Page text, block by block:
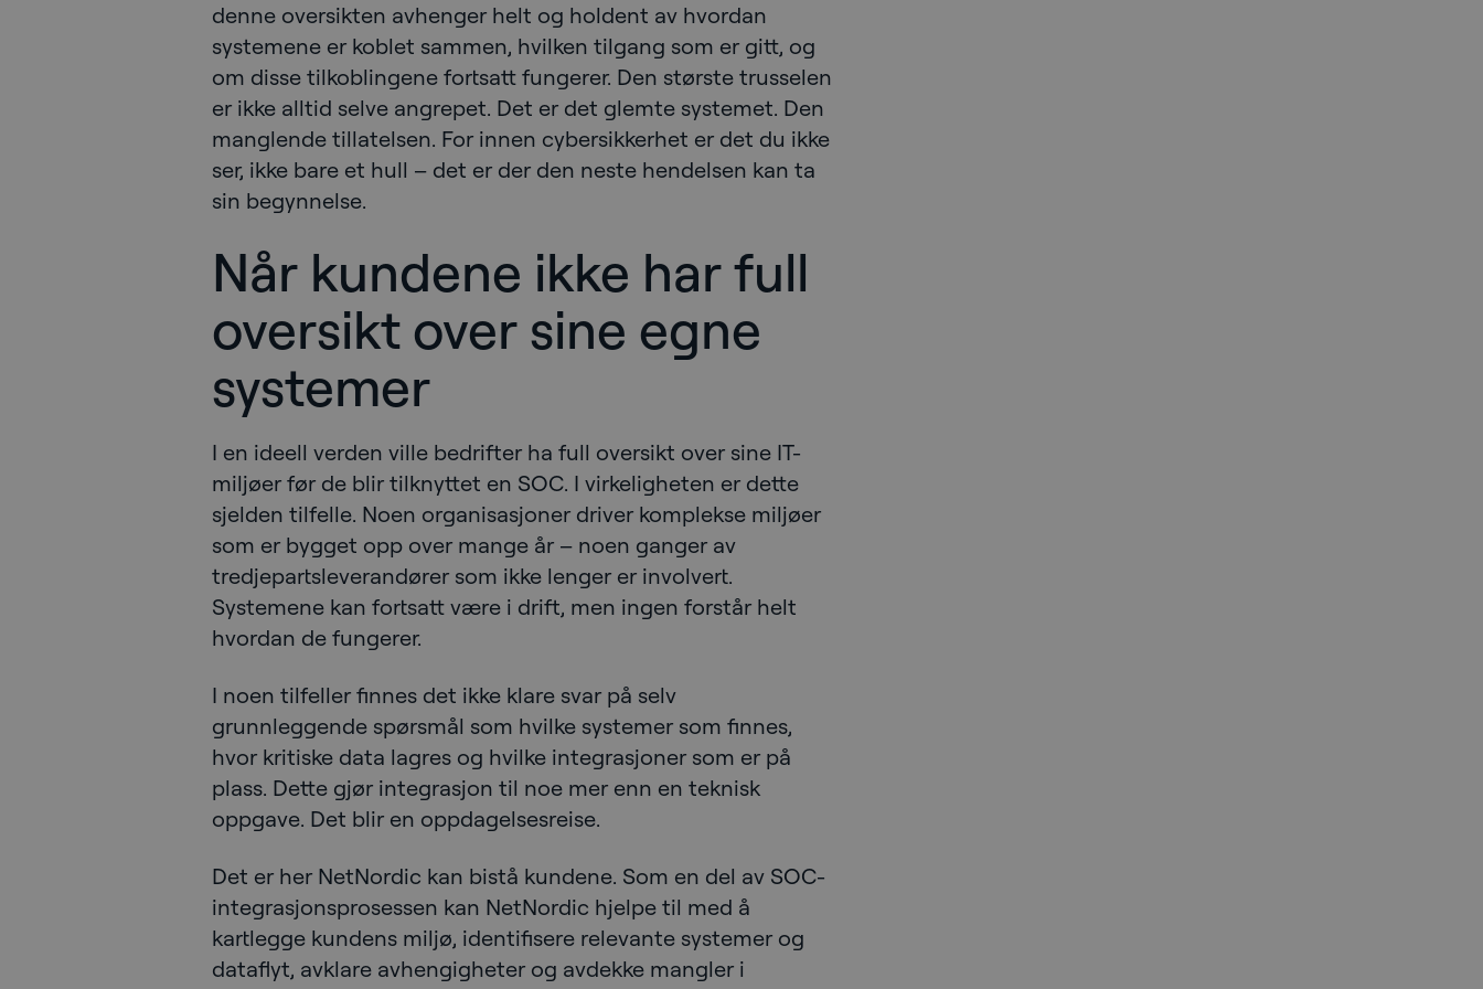
denne oversikten avhenger helt og holdent av hvordan
systemene er koblet sammen, hvilken tilgang som er gitt, og
om disse tilkoblingene fortsatt fungerer. Den største trusselen
er ikke alltid selve angrepet. Det er det glemte systemet. Den
manglende tillatelsen. For innen cybersikkerhet er det du ikke
ser, ikke bare et hull – det er der den neste hendelsen kan ta
sin begynnelse.
Når kundene ikke har full
oversikt over sine egne
systemer
I en ideell verden ville bedrifter ha full oversikt over sine IT-
miljøer før de blir tilknyttet en SOC. I virkeligheten er dette
sjelden tilfelle. Noen organisasjoner driver komplekse miljøer
som er bygget opp over mange år – noen ganger av
tredjepartsleverandører som ikke lenger er involvert.
Systemene kan fortsatt være i drift, men ingen forstår helt
hvordan de fungerer.
I noen tilfeller finnes det ikke klare svar på selv
grunnleggende spørsmål som hvilke systemer som finnes,
hvor kritiske data lagres og hvilke integrasjoner som er på
plass. Dette gjør integrasjon til noe mer enn en teknisk
oppgave. Det blir en oppdagelsesreise.
Det er her NetNordic kan bistå kundene. Som en del av SOC-
integrasjonsprosessen kan NetNordic hjelpe til med å
kartlegge kundens miljø, identifisere relevante systemer og
dataflyt, avklare avhengigheter og avdekke mangler i